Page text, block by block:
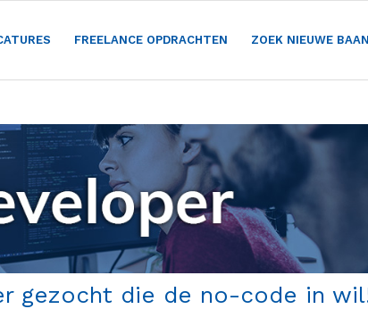
FREELANCE OPDRACHTEN ZOEK NIEUWE BAAN
gezocht die de no-code in